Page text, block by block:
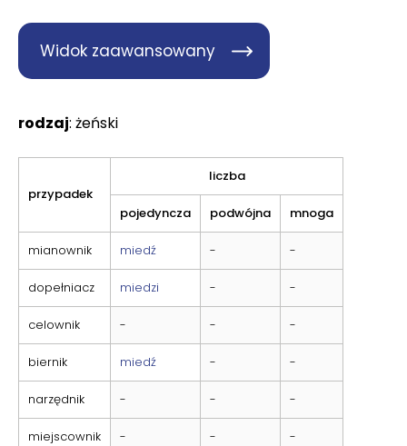
Widok zaawansowany
rodzaj: żeński
przypadek
liczba
pojedyncza podwójna mnoga
mianownik miedź - -
dopełniacz miedzi - -
celownik - - -
biernik miedź - -
narzędnik - - -
miejscownik - - -